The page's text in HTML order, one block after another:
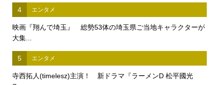
4 エンタメ
映画『翔んで埼玉』 総勢53体の埼玉県ご当地キャラクターが
大集...
5 エンタメ
寺西拓人(timelesz)主演！ 新ドラマ『ラーメンD 松平國光